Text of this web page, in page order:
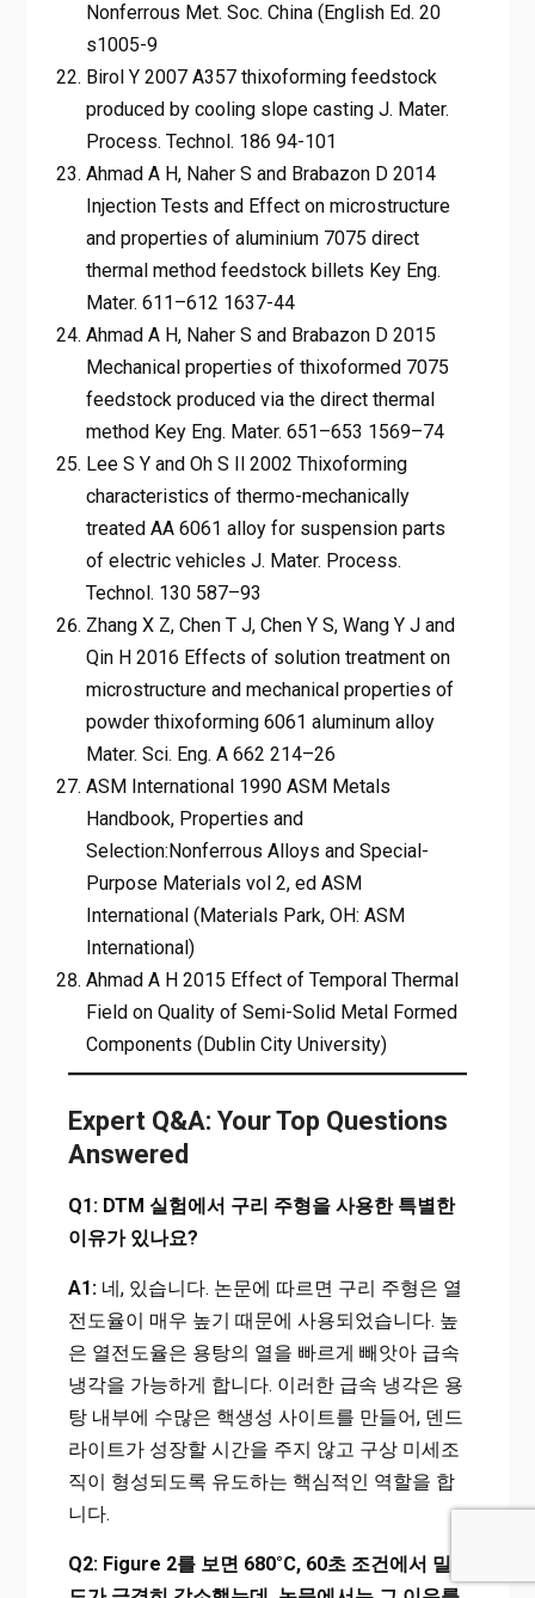
Nonferrous Met. Soc. China (English Ed. 20
s1005-9
Birol Y 2007 A357 thixoforming feedstock
produced by cooling slope casting J. Mater.
Process. Technol. 186 94-101
Ahmad A H, Naher S and Brabazon D 2014
Injection Tests and Effect on microstructure
and properties of aluminium 7075 direct
thermal method feedstock billets Key Eng.
Mater. 611–612 1637-44
Ahmad A H, Naher S and Brabazon D 2015
Mechanical properties of thixoformed 7075
feedstock produced via the direct thermal
method Key Eng. Mater. 651–653 1569–74
Lee S Y and Oh S Il 2002 Thixoforming
characteristics of thermo-mechanically
treated AA 6061 alloy for suspension parts
of electric vehicles J. Mater. Process.
Technol. 130 587–93
Zhang X Z, Chen T J, Chen Y S, Wang Y J and
Qin H 2016 Effects of solution treatment on
microstructure and mechanical properties of
powder thixoforming 6061 aluminum alloy
Mater. Sci. Eng. A 662 214–26
ASM International 1990 ASM Metals
Handbook, Properties and
Selection:Nonferrous Alloys and Special-
Purpose Materials vol 2, ed ASM
International (Materials Park, OH: ASM
International)
Ahmad A H 2015 Effect of Temporal Thermal
Field on Quality of Semi-Solid Metal Formed
Components (Dublin City University)
Expert Q&A: Your Top Questions
Answered
Q1: DTM 실험에서 구리 주형을 사용한 특별한
이유가 있나요?
A1:네, 있습니다. 논문에 따르면 구리 주형은 열
전도율이 매우 높기 때문에 사용되었습니다. 높
은 열전도율은 용탕의 열을 빠르게 빼앗아 급속
냉각을 가능하게 합니다. 이러한 급속 냉각은 용
탕 내부에 수많은 핵생성 사이트를 만들어, 덴드
라이트가 성장할 시간을 주지 않고 구상 미세조
직이 형성되도록 유도하는 핵심적인 역할을 합
니다.
Q2: Figure 2를 보면 680°C, 60초 조건에서 밀